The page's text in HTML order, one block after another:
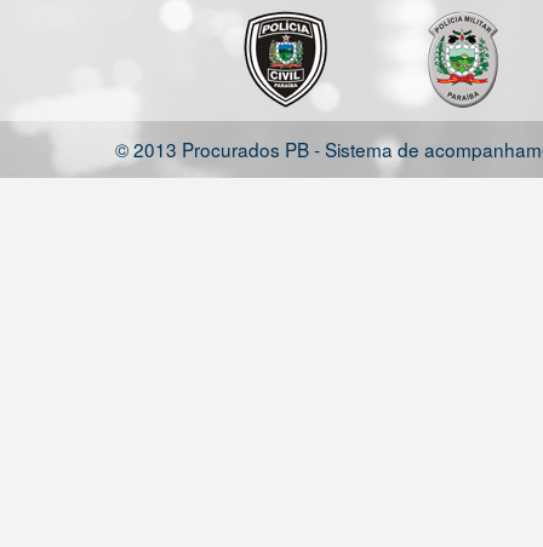
© 2013 Procurados PB - Sistema de